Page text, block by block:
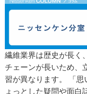
繊維業界は歴史が長く
チェーンが長いため、
習が異なります。 「
ょっとした疑問や面白